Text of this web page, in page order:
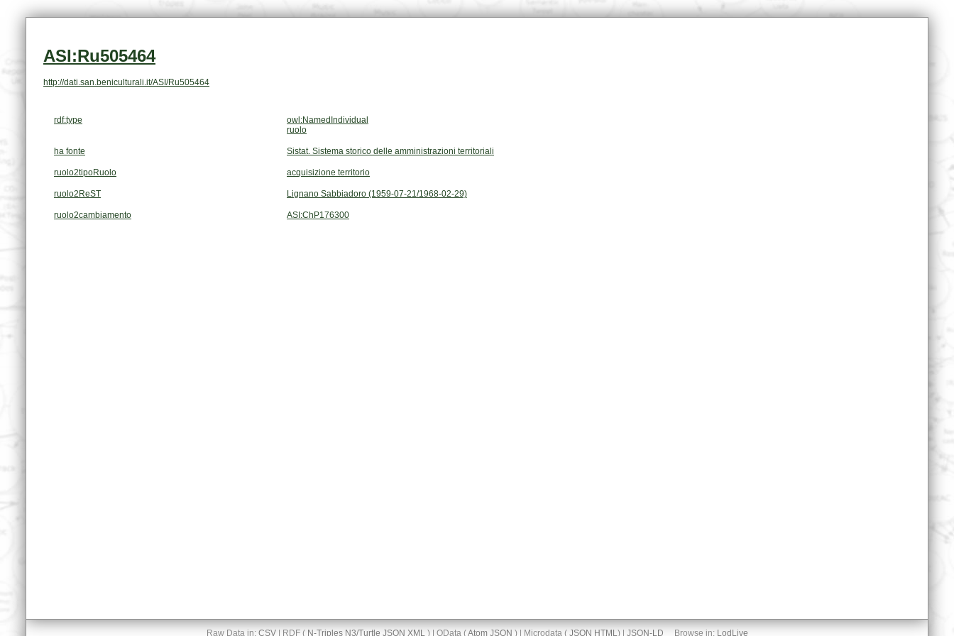
ASI:Ru505464
http://dati.san.beniculturali.it/ASI/Ru505464
rdf:type
owl:NamedIndividual
ruolo
ha fonte Sistat. Sistema storico delle amministrazioni territoriali
ruolo2tipoRuolo acquisizione territorio
ruolo2ReST Lignano Sabbiadoro (1959-07-21/1968-02-29)
ruolo2cambiamento ASI:ChP176300
Raw Data in: CSV| RDF ( N-Triples N3/Turtle JSON XML) | OData (Atom JSON ) | Microdata ( JSON HTML) | JSON-LD Browse in: LodLive